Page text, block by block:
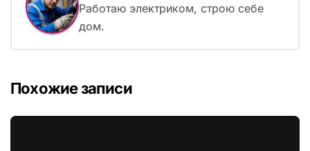
Работаю электриком, строю себе
дом.
Похожие записи